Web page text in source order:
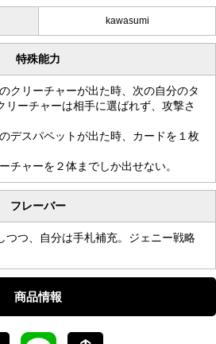
kawasumi
特殊能力
クリーチャーが出た時、次の自分のタ
リーチャーは相手に選ばれず、攻撃さ
デスパペットが出た時、カードを１枚
チャーを２体までしか出せない。
フレーバー
つつ、自分は手札補充。ジェニー戦略
商品情報